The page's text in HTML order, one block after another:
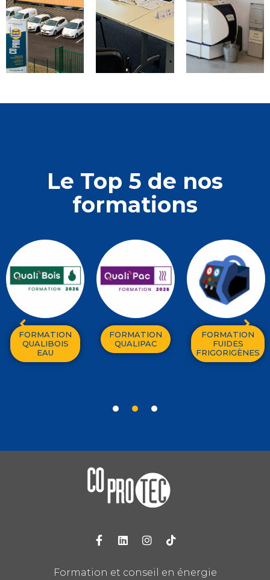
Le Top 5 de nos
formations
FORMATION
QUALIBOIS
EAU
FORMATION
QUALIPAC
FORMATION
FUIDES
FRIGORIGÈNES
Formation et conseil en énergie